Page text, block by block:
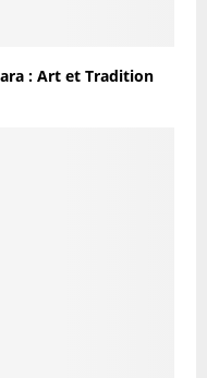
: Art et Tradition